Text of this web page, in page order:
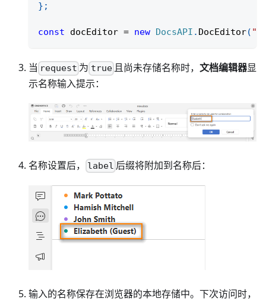
} ;
const docEditor = new DocsAPI . DocEditor(
当 request 为 true且尚未存储名称时， 文档编辑器显
示名称输入提示：
名称设置后， label 后缀将附加到名称后：
输入的名称保存在浏览器的本地存储中。下次访问时，